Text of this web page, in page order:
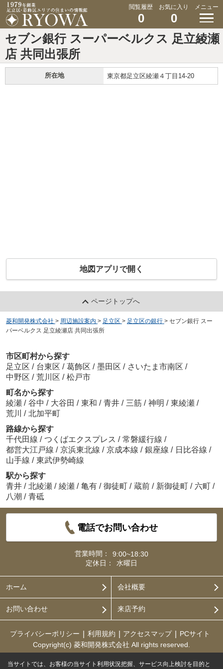
閲覧履歴
0
お気に入り
0
メニュー
セブン銀行 スーパーベルクス 足立綾瀬
店 共同出張所
所在地 東京都足立区綾瀬４丁目14-20
地図アプリで開く
ページトップへ
菱和開発株式会社 > 周辺施設案内 > 足立区 > 足立区の銀行 > セブン銀行 スー
パーベルクス 足立綾瀬店 共同出張所
市区町村から探す
足立区 / 台東区 / 葛飾区 / 墨田区 / さいたま市南区 /
中野区 / 荒川区 / 松戸市
町名から探す
綾瀬 / 谷中 / 大谷田 / 東和 / 青井 / 三筋 / 神明 / 東綾瀬 /
荒川 / 北加平町
路線から探す
千代田線 / つくばエクスプレス / 常磐緩行線 /
都営大江戸線 / 京浜東北線 / 京成本線 / 銀座線 / 日比谷線 /
山手線 / 東武伊勢崎線
駅から探す
青井 / 北綾瀬 / 綾瀬 / 亀有 / 御徒町 / 蔵前 / 新御徒町 / 六町 /
八潮 / 青砥
電話でお問い合わせ
営業時間：
9:00~18:30
定休日：
水曜日
ホーム 会社概要
お問い合わせ 来店予約
プライバシーポリシー 利用規約 アクセスマップ
PCサイト
Copyright(c) 菱和開発株式会社 All rights reserved.
当サイトでは、お客様の当サイト利用状況把握、サービス向上検討を目的と